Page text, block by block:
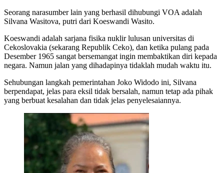
Seorang narasumber lain yang berhasil dihubungi VOA adalah
Silvana Wasitova, putri dari Koeswandi Wasito.
Koeswandi adalah sarjana fisika nuklir lulusan universitas di
Cekoslovakia (sekarang Republik Ceko), dan ketika pulang pada
Desember 1965 sangat bersemangat ingin membaktikan diri kepada
negara. Namun jalan yang dihadapinya tidaklah mudah waktu itu.
Sehubungan langkah pemerintahan Joko Widodo ini, Silvana
berpendapat, jelas para eksil tidak bersalah, namun tetap ada pihak
yang berbuat kesalahan dan tidak jelas penyelesaiannya.